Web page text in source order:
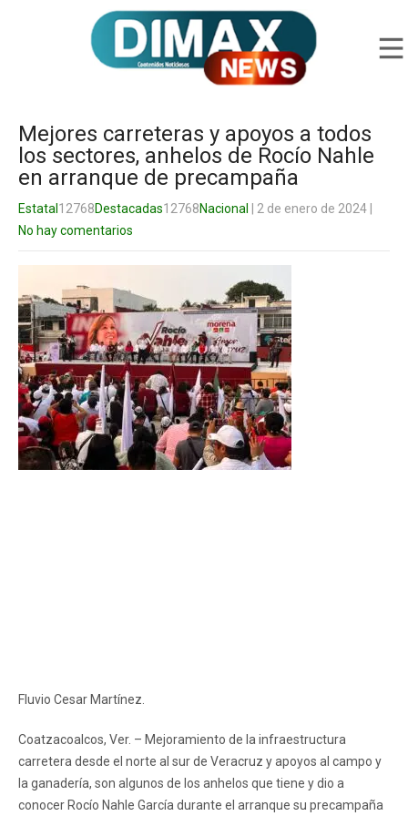
Mejores carreteras y apoyos a todos
los sectores, anhelos de Rocío Nahle
en arranque de precampaña
Estatal 12768Destacadas12768Nacional | 2 de enero de 2024
No hay comentarios
Fluvio Cesar Martínez.
Coatzacoalcos, Ver. – Mejoramiento de la infraestructura
carretera desde el norte al sur de Veracruz y apoyos al campo y
la ganadería, son algunos de los anhelos que tiene y dio a
conocer Rocío Nahle García durante el arranque su precampaña